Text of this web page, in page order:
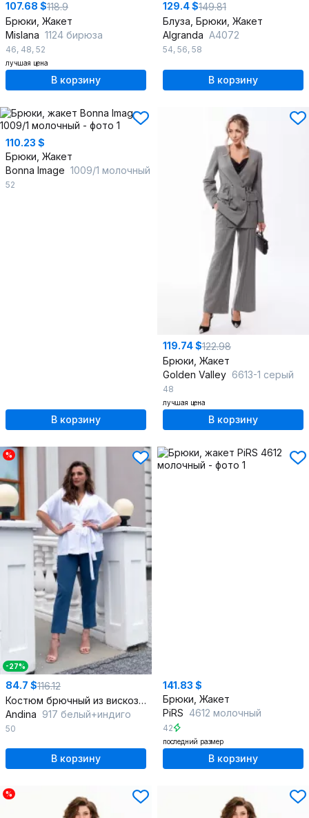
107.68 $118.9
Брюки, Жакет
Mislana 1124 бирюза
46, 48, 52
лучшая цена
В корзину
129.4 $149.81
Блуза, Брюки, Жакет
Algranda А4072
54, 56, 58
В корзину
110.23 $
Брюки, Жакет
Bonna Image 1009/1 молочный
52
В корзину
119.74 $122.98
Брюки, Жакет
Golden Valley 6613-1 серый
48
лучшая цена
В корзину
%
-27%
84.7 $116.12
Костюм брючный из вискозы: жакет и зауженные брюки
Andina 917 белый+индиго
50
В корзину
141.83 $
Брюки, Жакет
PiRS 4612 молочный
42
последний размер
В корзину
%